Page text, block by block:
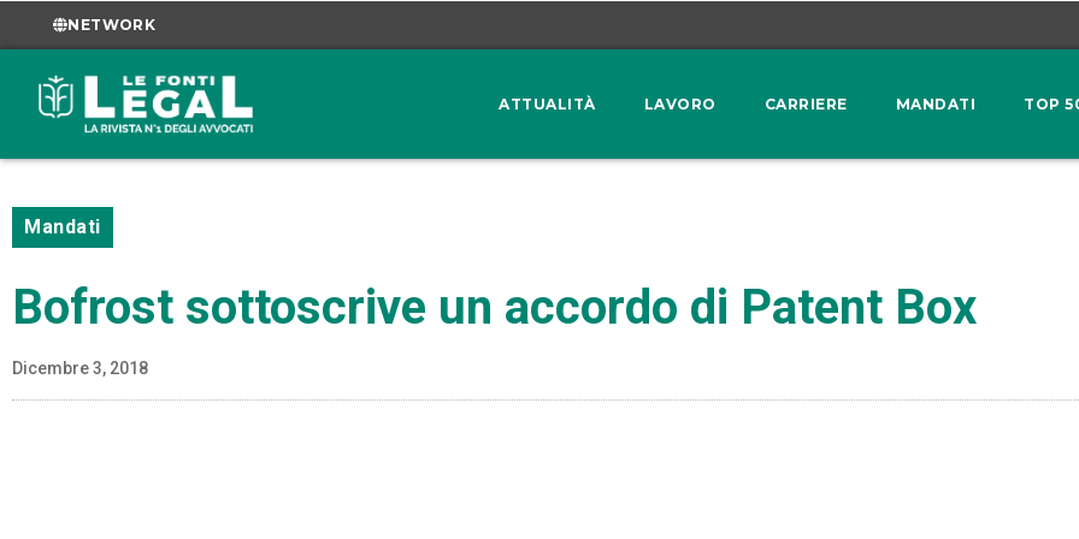
NETWORK
ATTUALITÀ LAVORO CARRIERE MANDATI TOP
Mandati
Bofrost sottoscrive un accordo di Patent Box
Dicembre 3, 2018